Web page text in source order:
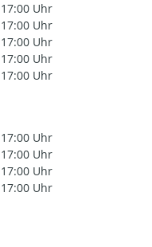
Uhr
Uhr
Uhr
Uhr
Uhr
Uhr
Uhr
Uhr
Uhr